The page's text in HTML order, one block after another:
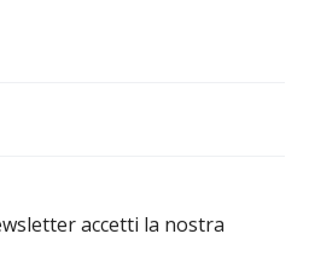
accetti la nostra